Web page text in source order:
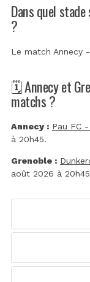
Dans quel
?
Le match Annecy
🗓️ Annecy et
matchs ?
Annecy : Pau FC
à 20h45.
Grenoble :
août 2026 à